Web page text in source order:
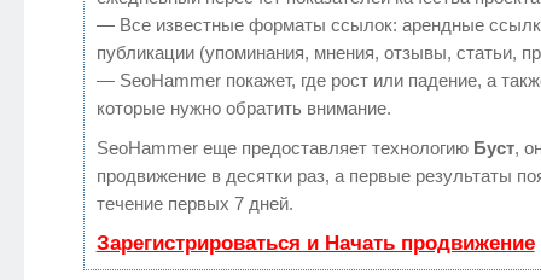
— Все известные форматы ссылок: арендные
публикации (упоминания, мнения, отзывы, статьи,
— SeoHammer покажет, где рост или падение, а
которые нужно обратить внимание.
SeoHammer еще предоставляет технологию Буст,
продвижение в десятки раз, а первые результаты
течение первых 7 дней.
Зарегистрироваться и Начать продвижение